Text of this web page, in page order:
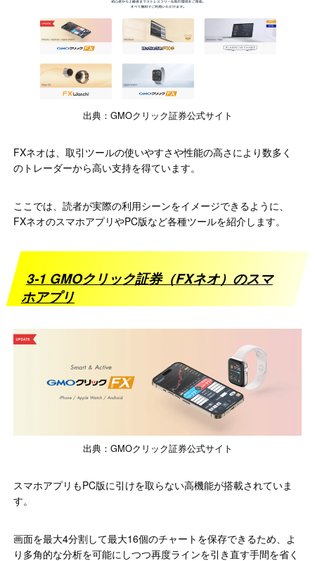
出典：GMOクリック証券公式サイト
FXネオは、取引ツールの使いやすさや性能の高さにより数多く
のトレーダーから高い支持を得ています。
ここでは、読者が実際の利用シーンをイメージできるように、
FXネオのスマホアプリやPC版など各種ツールを紹介します。
3-1 GMOクリック証券（FXネオ）のスマ
ホアプリ
出典：GMOクリック証券公式サイト
スマホアプリもPC版に引けを取らない高機能が搭載されていま
す。
画面を最大4分割して最大16個のチャートを保存できるため、よ
り多角的な分析を可能にしつつ再度ラインを引き直す手間を省く